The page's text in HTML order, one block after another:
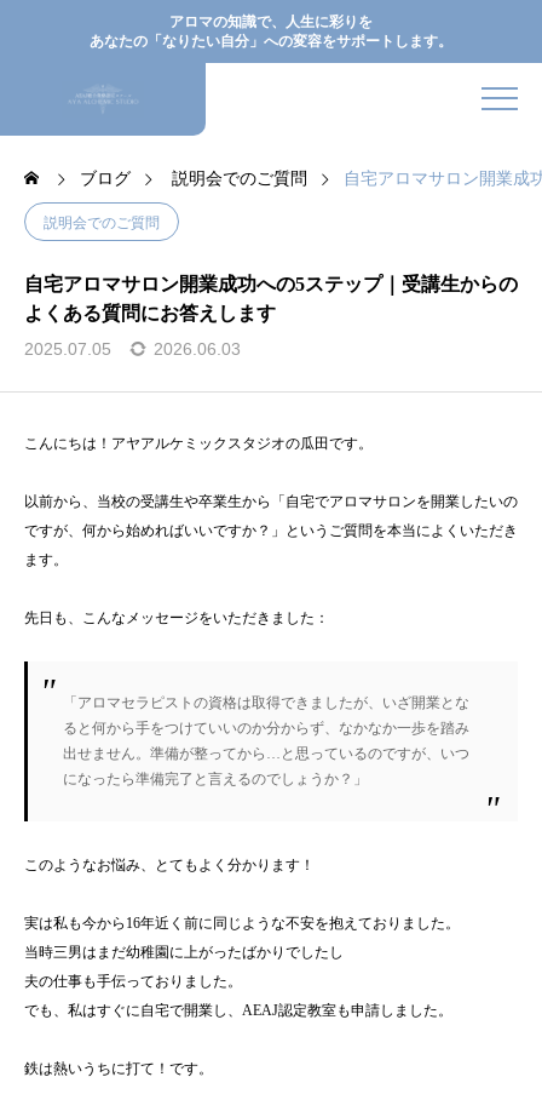
アロマの知識で、人生に彩りを
あなたの「なりたい自分」への変容をサポートします。
ブログ 説明会でのご質問 自宅アロマサロン開業成
説明会でのご質問
自宅アロマサロン開業成功への5ステップ｜受講生からの
よくある質問にお答えします
2025.07.05 2026.06.03
こんにちは！アヤアルケミックスタジオの瓜田です。
以前から、当校の受講生や卒業生から「自宅でアロマサロンを開業したいの
ですが、何から始めればいいですか？」というご質問を本当によくいただき
ます。
先日も、こんなメッセージをいただきました：
「アロマセラピストの資格は取得できましたが、いざ開業とな
ると何から手をつけていいのか分からず、なかなか一歩を踏み
出せません。準備が整ってから…と思っているのですが、いつ
になったら準備完了と言えるのでしょうか？」
このようなお悩み、とてもよく分かります！
実は私も今から16年近く前に同じような不安を抱えておりました。
当時三男はまだ幼稚園に上がったばかりでしたし
夫の仕事も手伝っておりました。
でも、私はすぐに自宅で開業し、AEAJ認定教室も申請しました。
鉄は熱いうちに打て！です。